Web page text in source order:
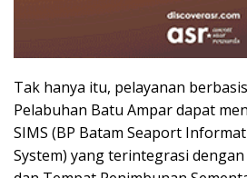
Tak hanya itu, pelayanan
Pelabuhan Batu Ampar dapat
SIMS (BP Batam Seaport
System) yang terintegrasi dengan